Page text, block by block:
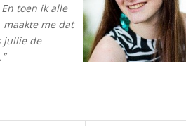
toen ik alle
me dat
jullie de